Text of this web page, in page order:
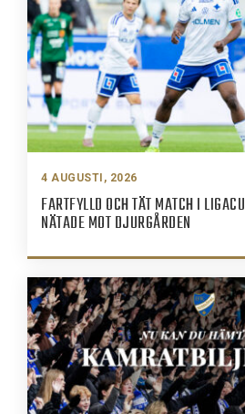
4 AUGUSTI, 2026
FARTFYLLD OCH TÄT MATCH I
NÄTADE MOT DJURGÅRDEN